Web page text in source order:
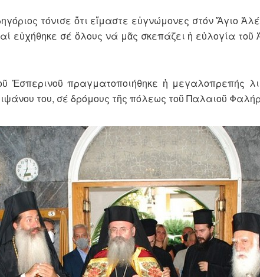
τόνισε ὅτι εἴμαστε εὐγνώμονες στόν Ἅγιο
εὐχήθηκε σέ ὅλους νά μᾶς σκεπάζει ἡ εὐλογία
Ἑσπερινοῦ πραγματοποιήθηκε ἡ μεγαλοπρεπής
του, σέ δρόμους τῆς πόλεως τοῦ Παλαιοῦ